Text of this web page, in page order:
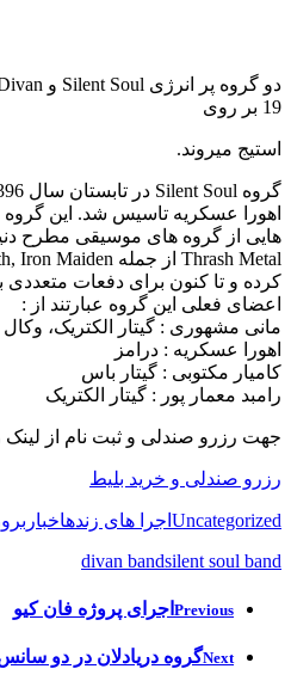
19 بر روی
استیج میروند.
اهورا عسکریه تاسیس شد. این گروه
کرده و تا کنون برای دفعات
اعضای فعلی این گروه عبارتند از :
مانی مشهوری : گیتار الکتریک، وکال
اهورا عسکریه : درامز
کامیار مکتوبی : گیتار باس
رامبد معمار پور : گیتار الکتریک
جهت رزرو صندلی و ثبت نام از لینک
رزرو صندلی و خرید بلیط
Uncategorized اجرا های زندهاخبار
divan bandsilent soul band
Previous اجرای پروژه فان کیو
Nextگروه دریادلان در دو